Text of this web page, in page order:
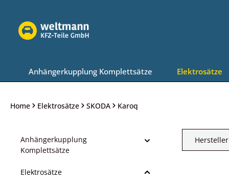
Anhängerkupplung Komplettsätze Elektrosätze
Home Elektrosätze SKODA Karoq
Anhängerkupplung
Komplettsätze
Elektrosätze
Hersteller